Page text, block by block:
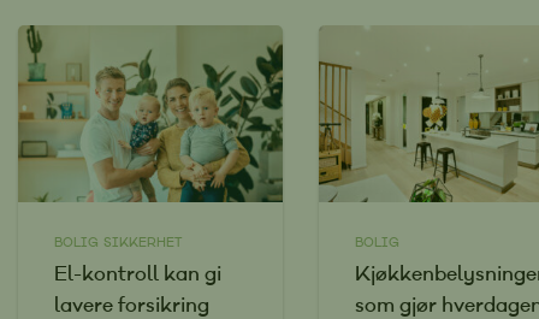
BOLIG SIKKERHET
El-kontroll kan gi
lavere forsikring
BOLIG
som gjør